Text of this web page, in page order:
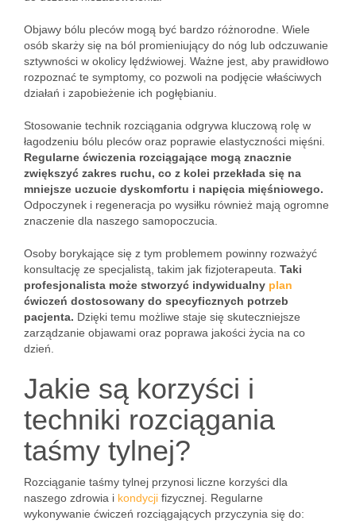
Objawy bólu pleców mogą być bardzo różnorodne. Wiele
osób skarży się na ból promieniujący do nóg lub odczuwanie
sztywności w okolicy lędźwiowej. Ważne jest, aby prawidłowo
rozpoznać te symptomy, co pozwoli na podjęcie właściwych
działań i zapobieżenie ich pogłębianiu.
Stosowanie technik rozciągania odgrywa kluczową rolę w
łagodzeniu bólu pleców oraz poprawie elastyczności mięśni.
Regularne ćwiczenia rozciągające mogą znacznie
zwiększyć zakres ruchu, co z kolei przekłada się na
mniejsze uczucie dyskomfortu i napięcia mięśniowego.
Odpoczynek i regeneracja po wysiłku również mają ogromne
znaczenie dla naszego samopoczucia.
Osoby borykające się z tym problemem powinny rozważyć
konsultację ze specjalistą, takim jak fizjoterapeuta. Taki
profesjonalista może stworzyć indywidualny plan
ćwiczeń dostosowany do specyficznych potrzeb
pacjenta. Dzięki temu możliwe staje się skuteczniejsze
zarządzanie objawami oraz poprawa jakości życia na co
dzień.
Jakie są korzyści i
techniki rozciągania
taśmy tylnej?
Rozciąganie taśmy tylnej przynosi liczne korzyści dla
naszego zdrowia i kondycji fizycznej. Regularne
wykonywanie ćwiczeń rozciągających przyczynia się do: